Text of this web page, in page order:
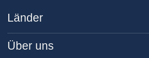
Länder
Über uns